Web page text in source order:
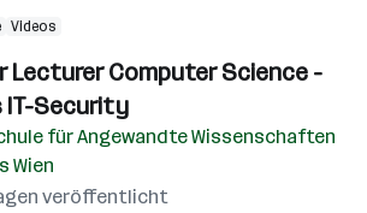
Videos
Lecturer Computer Science -
IT-Security
für Angewandte Wissenschaften
Wien
veröffentlicht